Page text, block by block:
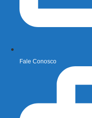
Fale Conosco